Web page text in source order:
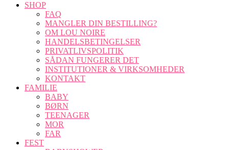
SHOP
FAQ
MANGLER DIN BESTILLING?
OM LOU NOIRE
HANDELSBETINGELSER
PRIVATLIVSPOLITIK
SÅDAN FUNGERER DET
INSTITUTIONER & VIRKSOMHEDER
KONTAKT
FAMILIE
BABY
BØRN
TEENAGER
MOR
FAR
FEST